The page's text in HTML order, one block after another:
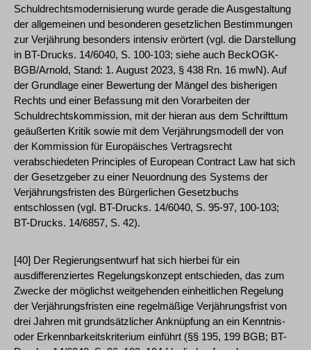
Schuldrechtsmodernisierung wurde gerade die Ausgestaltung
der allgemeinen und besonderen gesetzlichen Bestimmungen
zur Verjährung besonders intensiv erörtert (vgl. die Darstellung
in BT-Drucks. 14/6040, S. 100-103; siehe auch BeckOGK-
BGB/Arnold, Stand: 1. August 2023, § 438 Rn. 16 mwN). Auf
der Grundlage einer Bewertung der Mängel des bisherigen
Rechts und einer Befassung mit den Vorarbeiten der
Schuldrechtskommission, mit der hieran aus dem Schrifttum
geäußerten Kritik sowie mit dem Verjährungsmodell der von
der Kommission für Europäisches Vertragsrecht
verabschiedeten Principles of European Contract Law hat sich
der Gesetzgeber zu einer Neuordnung des Systems der
Verjährungsfristen des Bürgerlichen Gesetzbuchs
entschlossen (vgl. BT-Drucks. 14/6040, S. 95-97, 100-103;
BT-Drucks. 14/6857, S. 42).
[40] Der Regierungsentwurf hat sich hierbei für ein
ausdifferenziertes Regelungskonzept entschieden, das zum
Zwecke der möglichst weitgehenden einheitlichen Regelung
der Verjährungsfristen eine regelmäßige Verjährungsfrist von
drei Jahren mit grundsätzlicher Anknüpfung an ein Kenntnis-
oder Erkennbarkeitskriterium einführt (§§ 195, 199 BGB; BT-